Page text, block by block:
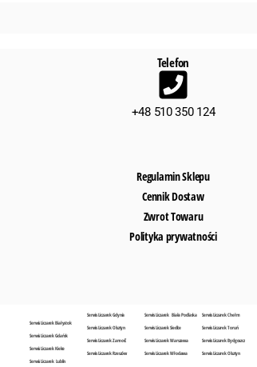
Telefon
+48 510 350 124
Regulamin Sklepu
Cennik Dostaw
Zwrot Towaru
Polityka prywatności
Serwis Liczarek Białystok
Serwis Liczarek Gdańsk
Serwis Liczarek Kielce
Serwis Liczarek Lublin
Serwis Liczarek Gdynia
Serwis Liczarek Olsztyn
Serwis Liczarek Zamość
Serwis Liczarek Rzeszów
Serwis Liczarek Biała Podlaska
Serwis Liczarek Siedlce
Serwis Liczarek Warszawa
Serwis Liczarek Włodawa
Serwis Liczarek Chełm
Serwis Liczarek Toruń
Serwis Liczarek Bydgoszcz
Serwis Liczarek Olsztyn